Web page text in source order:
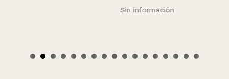
Sin información